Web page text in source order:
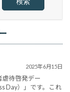
2025年6月15日
待啓発デー
Day）」です。これ